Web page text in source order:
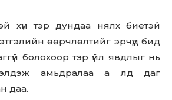
хүн тэр дундаа нялх биетэй
өөрчлөлтийг эрчүүд бид
болохоор тэр үйл явдлыг нь
амьдралаа а лд даг
даа.